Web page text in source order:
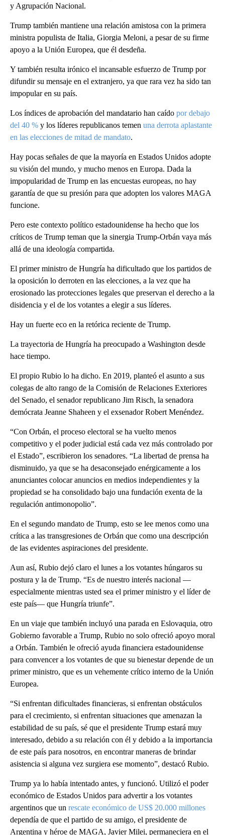
y Agrupación Nacional.
Trump también mantiene una relación amistosa con la primera
ministra populista de Italia, Giorgia Meloni, a pesar de su firme
apoyo a la Unión Europea, que él desdeña.
Y también resulta irónico el incansable esfuerzo de Trump por
difundir su mensaje en el extranjero, ya que rara vez ha sido tan
impopular en su país.
Los índices de aprobación del mandatario han caído por debajo
del 40 % y los líderes republicanos temen una derrota aplastante
en las elecciones de mitad de mandato.
Hay pocas señales de que la mayoría en Estados Unidos adopte
su visión del mundo, y mucho menos en Europa. Dada la
impopularidad de Trump en las encuestas europeas, no hay
garantía de que su presión para que adopten los valores MAGA
funcione.
Pero este contexto político estadounidense ha hecho que los
críticos de Trump teman que la sinergia Trump-Orbán vaya más
allá de una ideología compartida.
El primer ministro de Hungría ha dificultado que los partidos de
la oposición lo derroten en las elecciones, a la vez que ha
erosionado las protecciones legales que preservan el derecho a la
disidencia y el de los votantes a elegir a sus líderes.
Hay un fuerte eco en la retórica reciente de Trump.
La trayectoria de Hungría ha preocupado a Washington desde
hace tiempo.
El propio Rubio lo ha dicho. En 2019, planteó el asunto a sus
colegas de alto rango de la Comisión de Relaciones Exteriores
del Senado, el senador republicano Jim Risch, la senadora
demócrata Jeanne Shaheen y el exsenador Robert Menéndez.
“Con Orbán, el proceso electoral se ha vuelto menos
competitivo y el poder judicial está cada vez más controlado por
el Estado”, escribieron los senadores. “La libertad de prensa ha
disminuido, ya que se ha desaconsejado enérgicamente a los
anunciantes colocar anuncios en medios independientes y la
propiedad se ha consolidado bajo una fundación exenta de la
regulación antimonopolio”.
En el segundo mandato de Trump, esto se lee menos como una
crítica a las transgresiones de Orbán que como una descripción
de las evidentes aspiraciones del presidente.
Aun así, Rubio dejó claro el lunes a los votantes húngaros su
postura y la de Trump. “Es de nuestro interés nacional —
especialmente mientras usted sea el primer ministro y el líder de
este país— que Hungría triunfe”.
En un viaje que también incluyó una parada en Eslovaquia, otro
Gobierno favorable a Trump, Rubio no solo ofreció apoyo moral
a Orbán. También le ofreció ayuda financiera estadounidense
para convencer a los votantes de que su bienestar depende de un
primer ministro, que es un vehemente crítico interno de la Unión
Europea.
“Si enfrentan dificultades financieras, si enfrentan obstáculos
para el crecimiento, si enfrentan situaciones que amenazan la
estabilidad de su país, sé que el presidente Trump estará muy
interesado, debido a su relación con él y debido a la importancia
de este país para nosotros, en encontrar maneras de brindar
asistencia si alguna vez surgiera ese momento”, destacó Rubio.
Trump ya lo había intentado antes, y funcionó. Utilizó el poder
económico de Estados Unidos para advertir a los votantes
argentinos que un rescate económico de US$ 20.000 millones
dependía de que el partido de su amigo, el presidente de
Argentina y héroe de MAGA, Javier Milei, permaneciera en el